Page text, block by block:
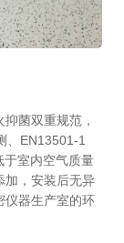
菌双重规范，
、EN13501-1
于室内空气质量
加，安装后无异
仪器生产室的环